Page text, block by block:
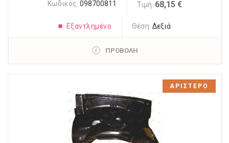
Κωδικός: 098700811 Τιμή: 68,15 €
Εξαντλημένο Θέση:Δεξιά
ΠΡΟΒΟΛΗ
ΑΡΙΣΤΕΡΟ